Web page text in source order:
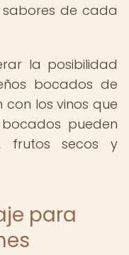
de cada
la posibilidad
bocados de
los vinos que
pueden
frutos secos y
para